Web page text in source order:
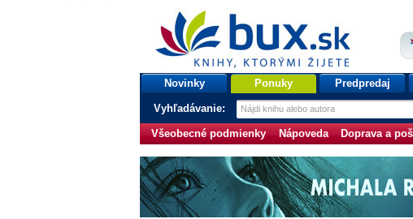
bux.sk
knihy, ktorými žijete
Úvodná stránka
Novinky Ponuky Predpredaj
Vyhľadávanie:
Všeobecné podmienky Nápoveda Doprava a